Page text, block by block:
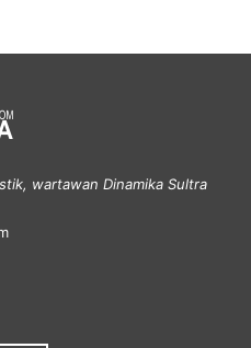
wartawan Dinamika Sultra